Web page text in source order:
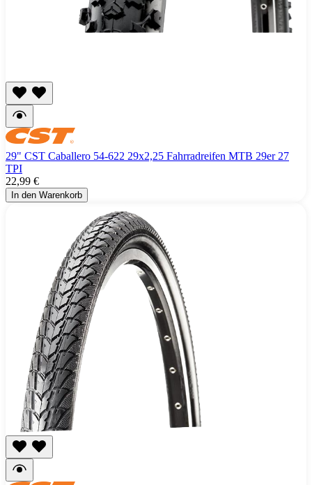
29" CST Caballero 54-622 29x2,25 Fahrradreifen MTB 29er 27
TPI
22,99 €
In den Warenkorb